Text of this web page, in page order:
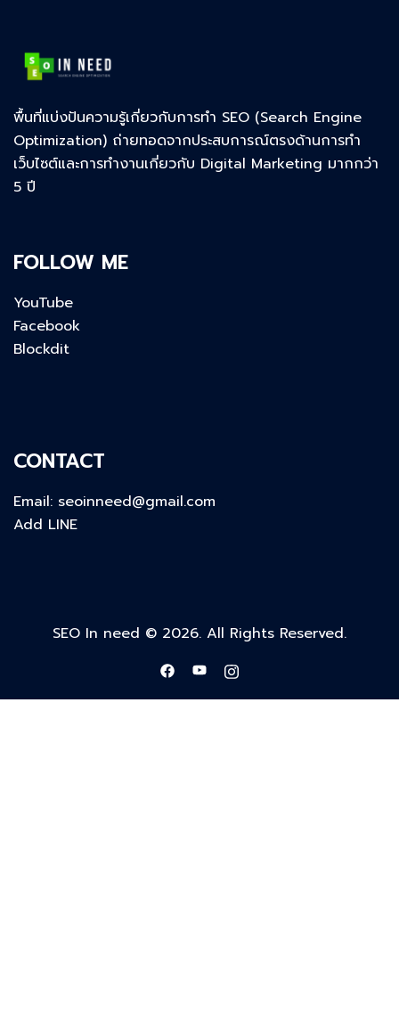
พื้นที่แบ่งปันความรู้เกี่ยวกับการทำ SEO (Search Engine
Optimization) ถ่ายทอดจากประสบการณ์ตรงด้านการทำ
เว็บไซต์และการทำงานเกี่ยวกับ Digital Marketing มากกว่า
5 ปี
FOLLOW ME
YouTube
Facebook
Blockdit
CONTACT
Email: seoinneed@gmail.com
Add LINE
SEO In need © 2026. All Rights Reserved.